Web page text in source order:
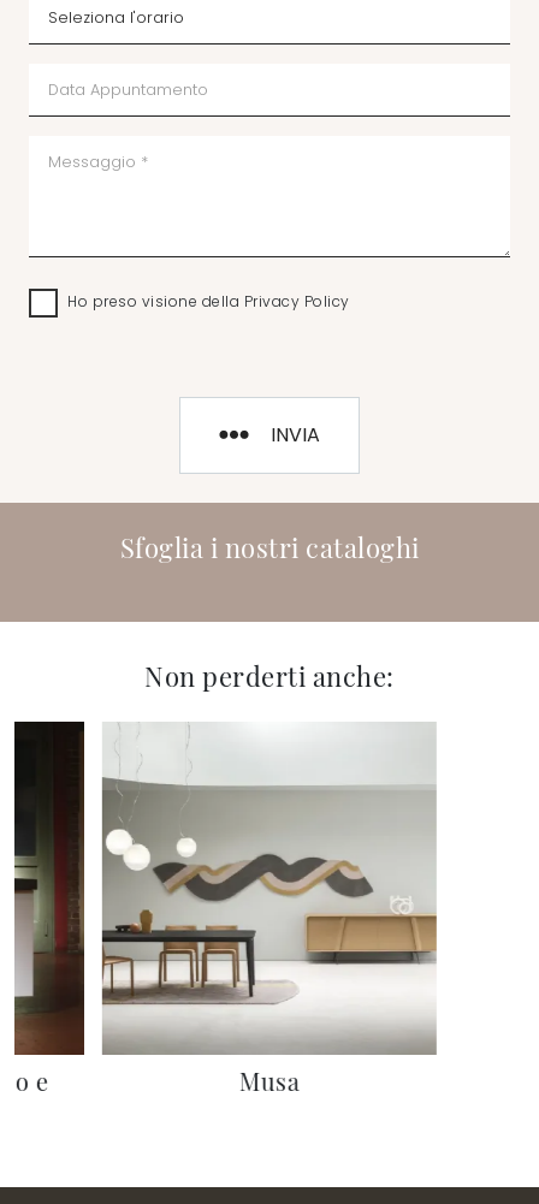
Sfoglia i nostri cataloghi
Ho preso visione della Privacy Policy
INVIA
Non perderti anche:
e Musa